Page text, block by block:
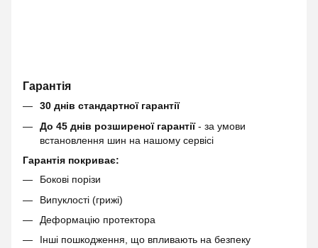
Гарантія
30 днів стандартної гарантії
До 45 днів розширеної гарантії- за умови
встановлення шин на нашому сервісі
Гарантія покриває:
Бокові порізи
Випуклості (грижі)
Деформацію протектора
Інші пошкодження, що впливають на безпеку